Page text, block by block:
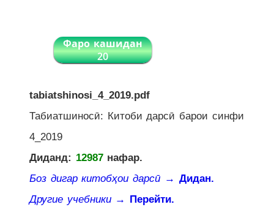
Фаро кашидан
20
tabiatshinosi_4_2019.pdf
Табиатшиносӣ: Китоби дарсӣ барои синфи
4_2019
Диданд: 12987нафар.
Боз дигар китобҳои дарсӣ → Дидан.
Другие учебники → Перейти.